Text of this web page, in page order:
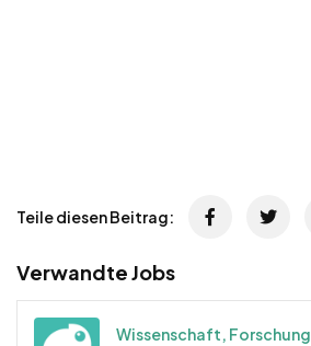
Teile diesen Beitrag:
Verwandte Jobs
Wissenschaft, Forschung